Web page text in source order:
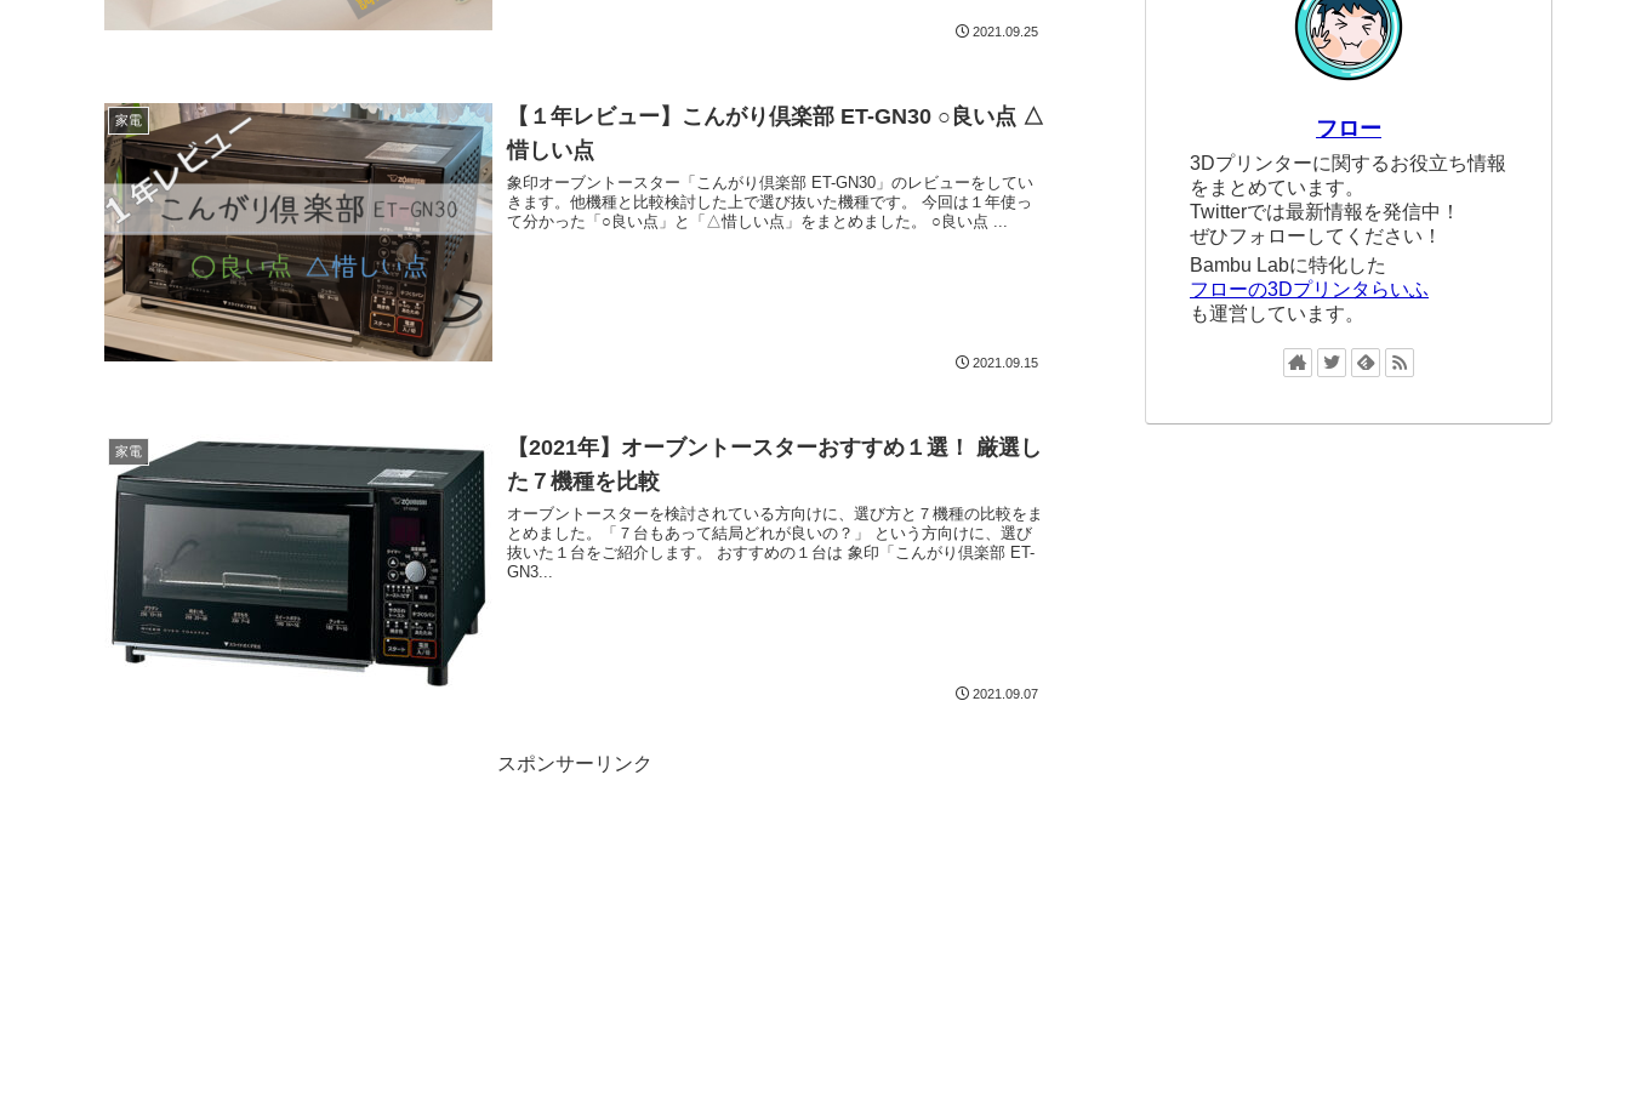
2021.09.25
家電
【１年レビュー】こんがり倶楽部 ET-GN30 ○良い点 △
惜しい点
象印オーブントースター「こんがり倶楽部 ET-GN30」のレビューをしてい
きます。他機種と比較検討した上で選び抜いた機種です。 今回は１年使っ
て分かった「○良い点」と「△惜しい点」をまとめました。 ○良い点 ...
2021.09.15
家電
【2021年】オーブントースターおすすめ１選！ 厳選し
た７機種を比較
オーブントースターを検討されている方向けに、選び方と７機種の比較をま
とめました。「７台もあって結局どれが良いの？」 という方向けに、選び
抜いた１台をご紹介します。 おすすめの１台は 象印「こんがり倶楽部 ET-
GN3...
2021.09.07
スポンサーリンク
フロー
3Dプリンターに関するお役立ち情報
をまとめています。
Twitterでは最新情報を発信中！
ぜひフォローしてください！
Bambu Labに特化した
フローの3Dプリンタらいふ
も運営しています。